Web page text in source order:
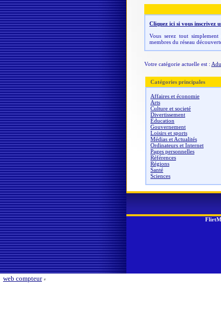
Cliquez ici si vous inscrivez
Vous serez tout
membres du réseau
Votre catégorie actuelle est :
Catégories principales
Affaires et économie
Arts
Culture et societé
Divertissement
Éducation
Gouvernement
Loisirs et sports
Médias et Actualités
Ordinateurs et Internet
Pages personnelles
Références
Régions
Santé
Sciences
web compteur